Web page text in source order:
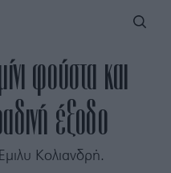
φούστα και
έξοδο
Κολιανδρή.